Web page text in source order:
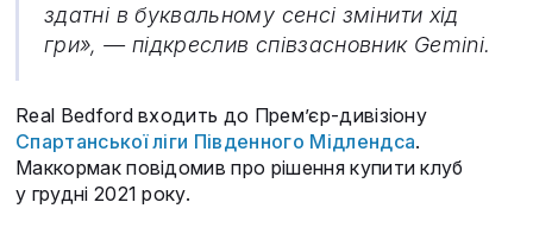
здатні в буквальному сенсі змінити хід
гри», — підкреслив співзасновник Gemini.
Real Bedford входить до Прем’єр-дивізіону
Спартанської ліги Південного Мідлендса.
Маккормак повідомив про рішення купити клуб
у грудні 2021 року.